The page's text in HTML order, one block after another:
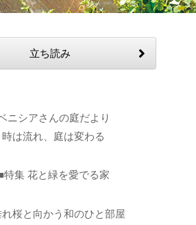
立ち読み
ニシアさんの庭だより
時は流れ、庭は変わる
特集 花と緑を愛でる家
桜と向かう和のひと部屋